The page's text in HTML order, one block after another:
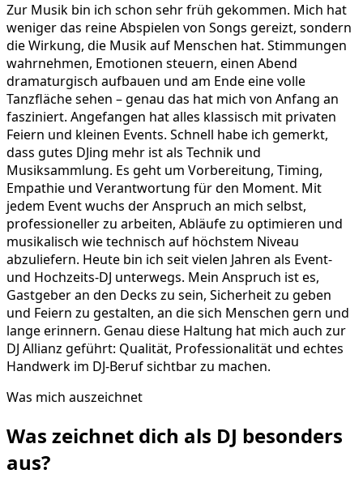
Zur Musik bin ich schon sehr früh gekommen. Mich hat
weniger das reine Abspielen von Songs gereizt, sondern
die Wirkung, die Musik auf Menschen hat. Stimmungen
wahrnehmen, Emotionen steuern, einen Abend
dramaturgisch aufbauen und am Ende eine volle
Tanzfläche sehen – genau das hat mich von Anfang an
fasziniert. Angefangen hat alles klassisch mit privaten
Feiern und kleinen Events. Schnell habe ich gemerkt,
dass gutes DJing mehr ist als Technik und
Musiksammlung. Es geht um Vorbereitung, Timing,
Empathie und Verantwortung für den Moment. Mit
jedem Event wuchs der Anspruch an mich selbst,
professioneller zu arbeiten, Abläufe zu optimieren und
musikalisch wie technisch auf höchstem Niveau
abzuliefern. Heute bin ich seit vielen Jahren als Event-
und Hochzeits-DJ unterwegs. Mein Anspruch ist es,
Gastgeber an den Decks zu sein, Sicherheit zu geben
und Feiern zu gestalten, an die sich Menschen gern und
lange erinnern. Genau diese Haltung hat mich auch zur
DJ Allianz geführt: Qualität, Professionalität und echtes
Handwerk im DJ-Beruf sichtbar zu machen.
Was mich auszeichnet
Was zeichnet dich als DJ besonders
aus?